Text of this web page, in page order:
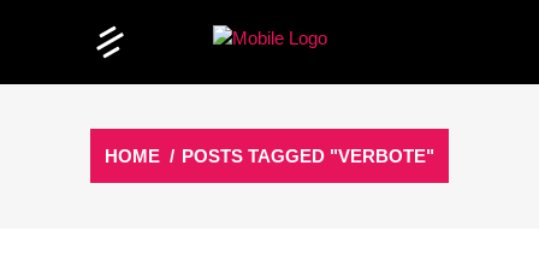
HOME / POSTS TAGGED "VERBOTE"